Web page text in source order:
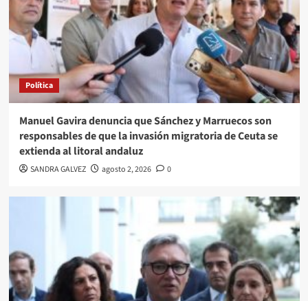
Política
Manuel Gavira denuncia que Sánchez y Marruecos son
responsables de que la invasión migratoria de Ceuta se
extienda al litoral andaluz
SANDRA GALVEZ agosto 2, 2026 0